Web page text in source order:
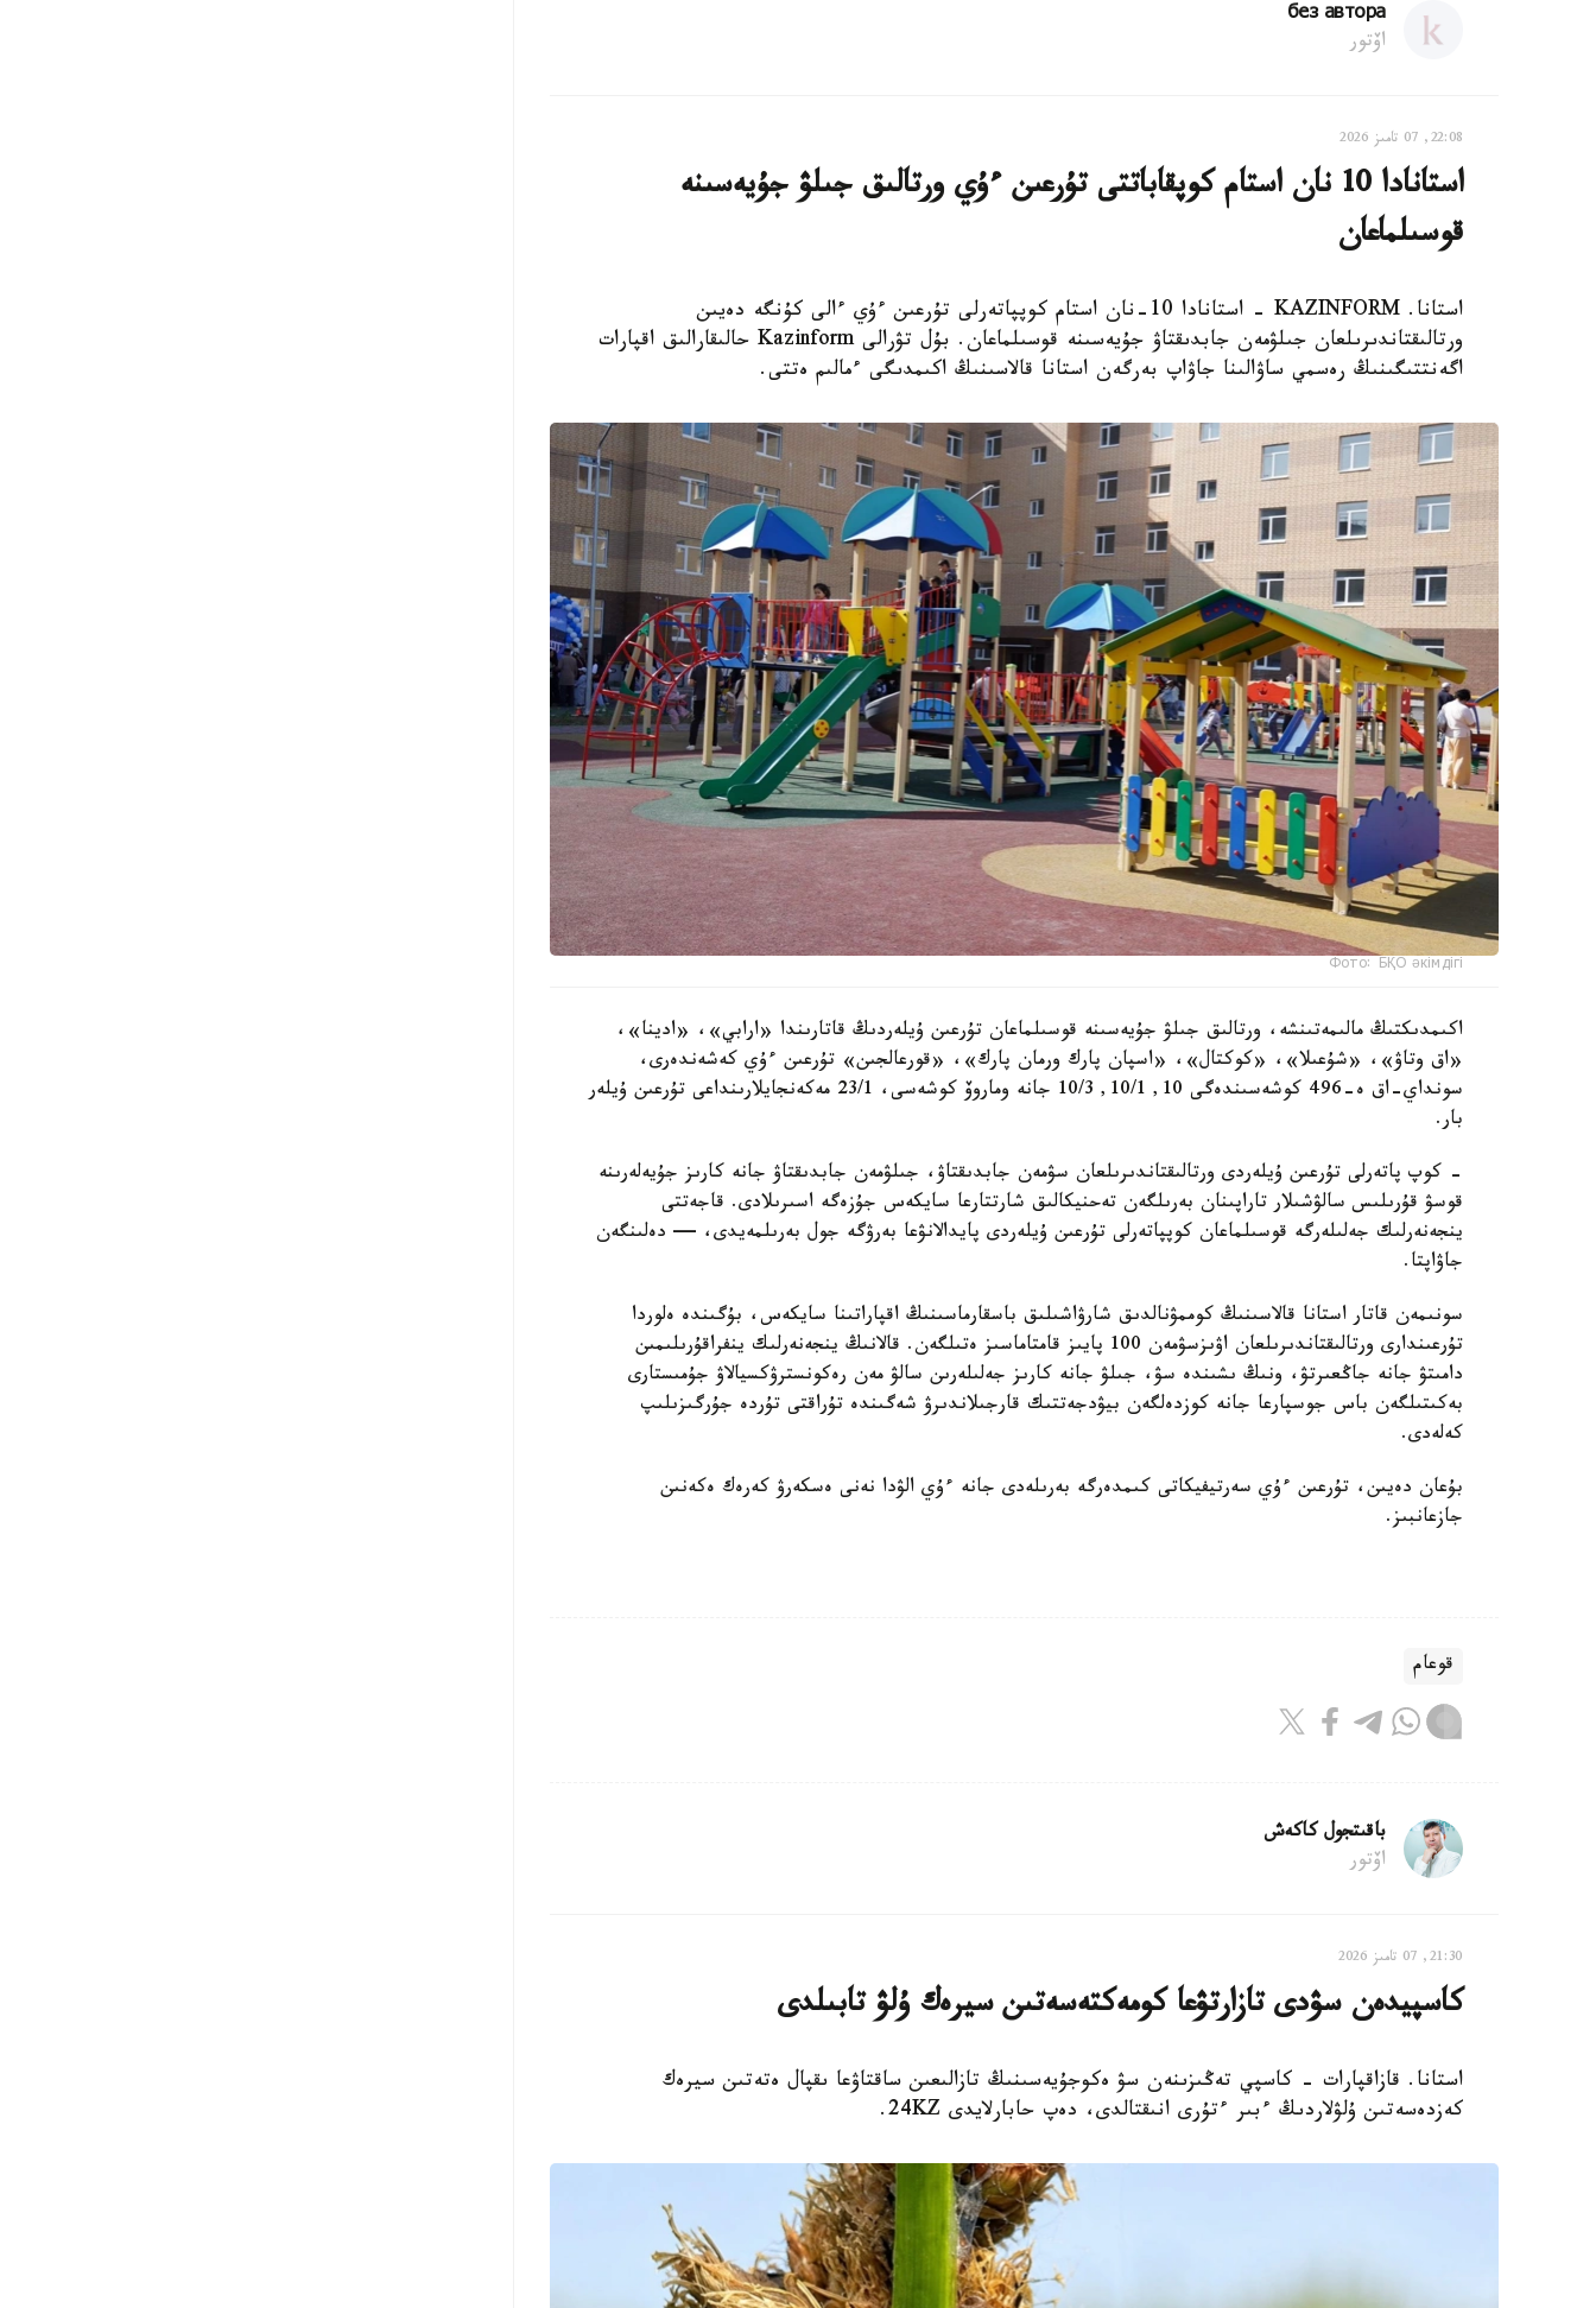
без автора
اۆتور
22:08, 07 تامىز 2026
استانادا 10 نان استام كوپقاباتتى تۇرعىن ءۇي ورتالىق جىلۋ جۇيەسىنە
قوسىلماعان
استانا. KAZINFORM - استانادا 10-نان استام كوپپاتەرلى تۇرعىن ءۇي ءالى كۇنگە دەيىن
ورتالىقتاندىرىلعان جىلۋمەن جابدىقتاۋ جۇيەسىنە قوسىلماعان. بۇل تۋرالى Kazinform حالىقارالىق اقپارات
اگەنتتىگىنىڭ رەسمي ساۋالىنا جاۋاپ بەرگەن استانا قالاسىنىڭ اكىمدىگى ءمالىم ەتتى.
Фото: БҚО әкімдігі
اكىمدىكتىڭ مالىمەتىنشە، ورتالىق جىلۋ جۇيەسىنە قوسىلماعان تۇرعىن ۇيلەردىڭ قاتارىندا «ارابي»، «ادينا»،
«اق وتاۋ»، «شۇعىلا»، «كوكتال»، «اسپان پارك ورمان پارك»، «قورعالجىن» تۇرعىن ءۇي كەشەندەرى،
سونداي-اق ە-496 كوشەسىندەگى 10, 10/1, 10/3 جانە وماروۆ كوشەسى، 23/1 مەكەنجايلارىنداعى تۇرعىن ۇيلەر
بار.
- كوپ پاتەرلى تۇرعىن ۇيلەردى ورتالىقتاندىرىلعان سۋمەن جابدىقتاۋ، جىلۋمەن جابدىقتاۋ جانە كارىز جۇيەلەرىنە
قوسۋ قۇرىلىس سالۋشىلار تاراپىنان بەرىلگەن تەحنيكالىق شارتتارعا سايكەس جۇزەگە اسىرىلادى. قاجەتتى
ينجەنەرلىك جەلىلەرگە قوسىلماعان كوپپاتەرلى تۇرعىن ۇيلەردى پايدالانۋعا بەرۋگە جول بەرىلمەيدى، — دەلىنگەن
جاۋاپتا.
سونىمەن قاتار استانا قالاسىنىڭ كوممۋنالدىق شارۋاشىلىق باسقارماسىنىڭ اقپاراتىنا سايكەس، بۇگىندە ەلوردا
تۇرعىندارى ورتالىقتاندىرىلعان اۋىزسۋمەن 100 پايىز قامتاماسىز ەتىلگەن. قالانىڭ ينجەنەرلىك ينفراقۇرىلىمىن
دامىتۋ جانە جاڭعىرتۋ، ونىڭ ىشىندە سۋ، جىلۋ جانە كارىز جەلىلەرىن سالۋ مەن رەكونسترۋكسيالاۋ جۇمىستارى
بەكىتىلگەن باس جوسپارعا جانە كوزدەلگەن بيۋدجەتتىك قارجىلاندىرۋ شەگىندە تۇراقتى تۇردە جۇرگىزىلىپ
كەلەدى.
بۇعان دەيىن، تۇرعىن ءۇي سەرتيفيكاتى كىمدەرگە بەرىلەدى جانە ءۇي الۋدا نەنى ەسكەرۋ كەرەك ەكەنىن
جازعانبىز.
قوعام
باقىتجول كاكەش
اۆتور
21:30, 07 تامىز 2026
كاسپيدەن سۋدى تازارتۋعا كومەكتەسەتىن سيرەك ۇلۋ تابىلدى
استانا. قازاقپارات - كاسپي تەڭىزىنەن سۋ ەكوجۇيەسىنىڭ تازالىعىن ساقتاۋعا ىقپال ەتەتىن سيرەك
كەزدەسەتىن ۇلۋلاردىڭ ءبىر ءتۇرى انىقتالدى، دەپ حابارلايدى 24KZ.